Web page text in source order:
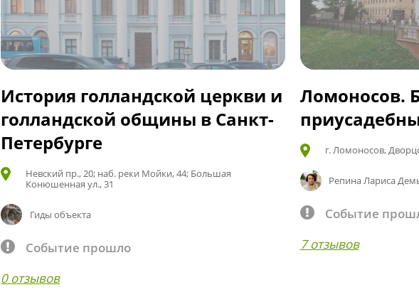
История голландской церкви и
голландской общины в Санкт-
Петербурге
Невский пр., 20; наб. реки Мойки, 44; Большая
Конюшенная ул., 31
Гиды объекта
Событие прошло
0 отзывов
Ломоносов.
г. Ломоносов,
Репина Лариса
Событие
7 отзывов